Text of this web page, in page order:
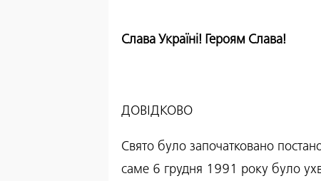
Слава Україні! Героям Слава!
ДОВІДКОВО
Свято було започатковано
саме 6 грудня 1991 року було